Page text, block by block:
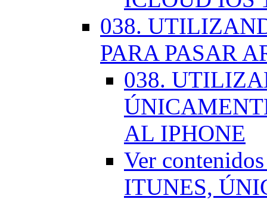
038.
PARA PASAR
038.
AL IPHONE
Ver
ITUNES,